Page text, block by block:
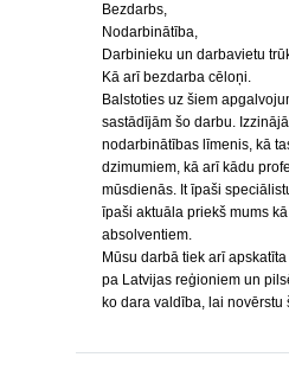
Bezdarbs,
Nodarbinātība,
Darbinieku un darbavietu
Kā arī bezdarba cēloņi.
Balstoties uz šiem
sastādījām šo darbu.
nodarbinātības līmenis, kā
dzimumiem, kā arī kādu
mūsdienās. It īpaši
īpaši aktuāla priekš mums
absolventiem.
Mūsu darbā tiek arī
pa Latvijas reģioniem un
ko dara valdība, lai